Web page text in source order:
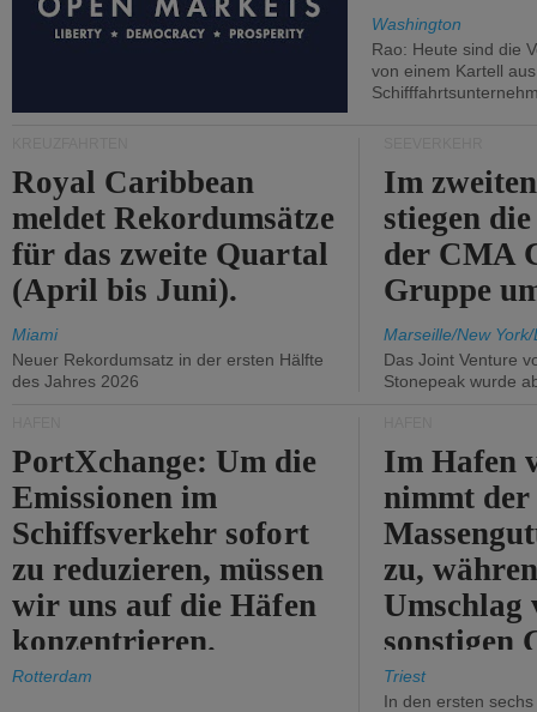
Washington
Rao: Heute sind die
von einem Kartell
Royal Caribbean
meldet Rekordumsätze
für das zweite Quartal
(April bis Juni).
Miami
Neuer Rekordumsatz in der ersten Hälfte
des Jahres 2026
Im
stiegen
der CMA
Gruppe
Marseille/New
Das Joint Venture
Stonepeak wurde
PortXchange: Um die
Emissionen im
Schiffsverkehr sofort
zu reduzieren, müssen
wir uns auf die Häfen
konzentrieren.
Rotterdam
Im Hafen
nimmt der
zu,
Umschlag
sonstigen
abnimmt.
Triest
In den ersten